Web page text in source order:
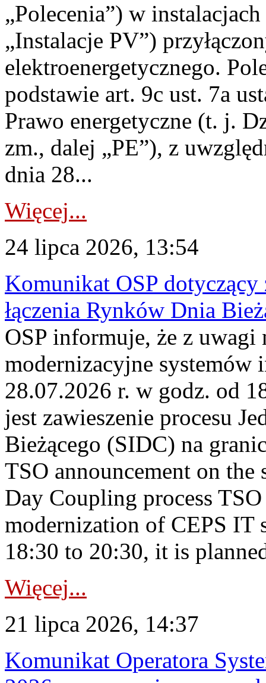
„Polecenia”) w
„Instalacje PV”)
elektroenergetycznego.
podstawie art. 9c ust. 7a
Prawo energetyczne (t. j.
zm., dalej „PE”), z
dnia 28...
Więcej...
24 lipca 2026, 13:54
Komunikat OSP dotyczący
łączenia Rynków Dnia
OSP informuje, że z uwagi
modernizacyjne
28.07.2026 r. w godz. od
jest zawieszenie procesu
Bieżącego (SIDC) na
TSO announcement on
Day Coupling process
modernization of CEPS IT
18:30 to 20:30, it is
Więcej...
21 lipca 2026, 14:37
Komunikat Operatora